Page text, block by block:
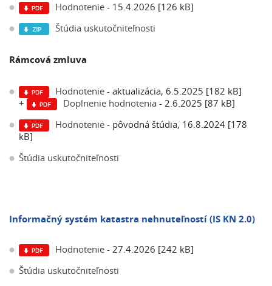
Hodnotenie - 15.4.2026 [126 kB]
Štúdia uskutočniteľnosti
Rámcová zmluva
Hodnotenie - aktualizácia, 6.5.2025 [182 kB]
+
Doplnenie hodnotenia - 2.6.2025 [87 kB]
Hodnotenie - pôvodná štúdia, 16.8.2024 [178
kB]
Štúdia uskutočniteľnosti
Informačný systém katastra nehnuteľností (IS KN 2.0)
Hodnotenie - 27.4.2026 [242 kB]
Štúdia uskutočniteľnosti